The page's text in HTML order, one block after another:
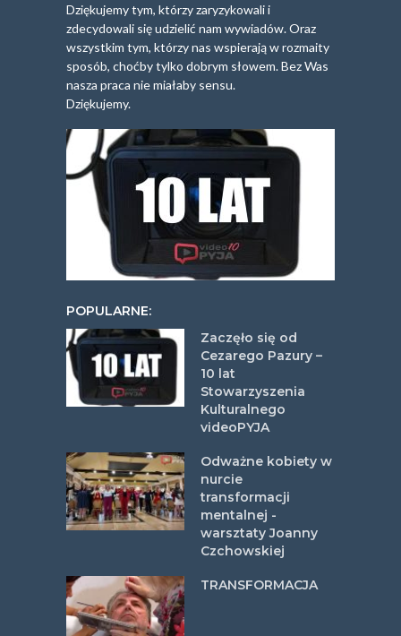
Dziękujemy tym, którzy zaryzykowali i
zdecydowali się udzielić nam wywiadów. Oraz
wszystkim tym, którzy nas wspierają w rozmaity
sposób, choćby tylko dobrym słowem. Bez Was
nasza praca nie miałaby sensu.
Dziękujemy.
POPULARNE:
Zaczęło się od
Cezarego Pazury –
10 lat
Stowarzyszenia
Kulturalnego
videoPYJA
Odważne kobiety w
nurcie
transformacji
mentalnej -
warsztaty Joanny
Czchowskiej
TRANSFORMACJA